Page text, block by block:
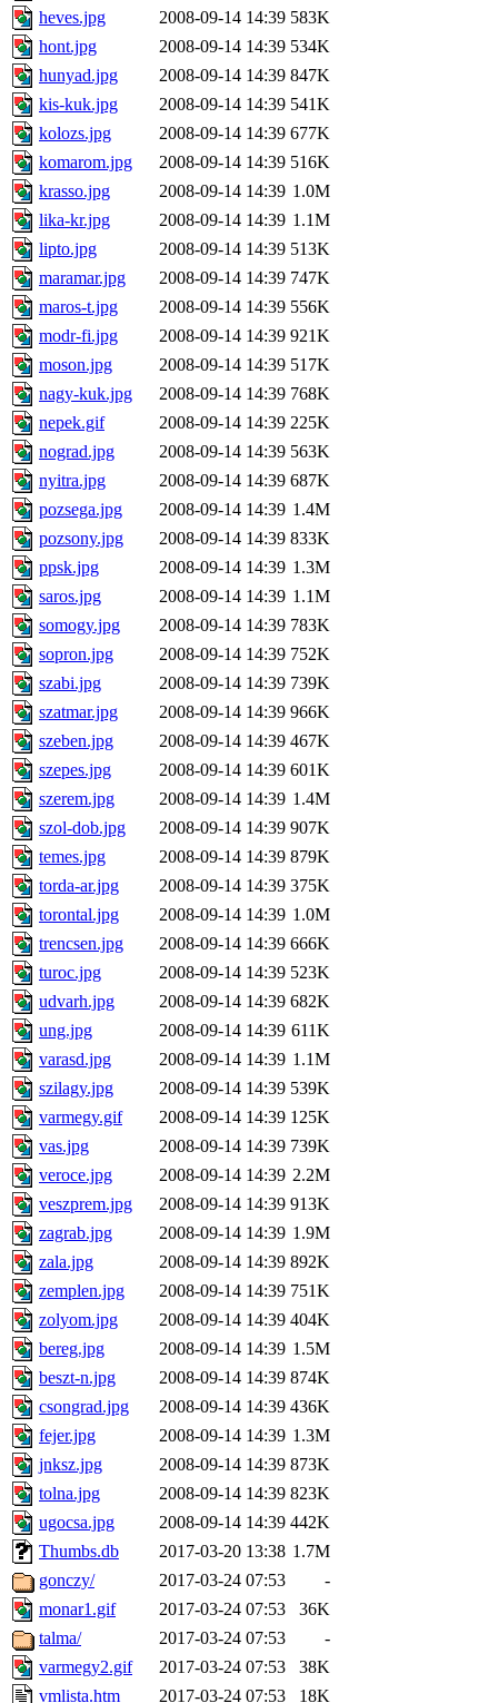
heves.jpg
2008-09-14 14:39 583K
hont.jpg
2008-09-14 14:39 534K
hunyad.jpg
2008-09-14 14:39 847K
kis-kuk.jpg
2008-09-14 14:39 541K
kolozs.jpg
2008-09-14 14:39 677K
komarom.jpg
2008-09-14 14:39 516K
krasso.jpg
2008-09-14 14:39 1.0M
lika-kr.jpg
2008-09-14 14:39 1.1M
lipto.jpg
2008-09-14 14:39 513K
maramar.jpg
2008-09-14 14:39 747K
maros-t.jpg
2008-09-14 14:39 556K
modr-fi.jpg
2008-09-14 14:39 921K
moson.jpg
2008-09-14 14:39 517K
nagy-kuk.jpg
2008-09-14 14:39 768K
nepek.gif
2008-09-14 14:39 225K
nograd.jpg
2008-09-14 14:39 563K
nyitra.jpg
2008-09-14 14:39 687K
pozsega.jpg
2008-09-14 14:39 1.4M
pozsony.jpg
2008-09-14 14:39 833K
ppsk.jpg
2008-09-14 14:39 1.3M
saros.jpg
2008-09-14 14:39 1.1M
somogy.jpg
2008-09-14 14:39 783K
sopron.jpg
2008-09-14 14:39 752K
szabi.jpg
2008-09-14 14:39 739K
szatmar.jpg
2008-09-14 14:39 966K
szeben.jpg
2008-09-14 14:39 467K
szepes.jpg
2008-09-14 14:39 601K
szerem.jpg
2008-09-14 14:39 1.4M
szol-dob.jpg
2008-09-14 14:39 907K
temes.jpg
2008-09-14 14:39 879K
torda-ar.jpg
2008-09-14 14:39 375K
torontal.jpg
2008-09-14 14:39 1.0M
trencsen.jpg
2008-09-14 14:39 666K
turoc.jpg
2008-09-14 14:39 523K
udvarh.jpg
2008-09-14 14:39 682K
ung.jpg
2008-09-14 14:39 611K
varasd.jpg
2008-09-14 14:39 1.1M
szilagy.jpg
2008-09-14 14:39 539K
varmegy.gif
2008-09-14 14:39 125K
vas.jpg
2008-09-14 14:39 739K
veroce.jpg
2008-09-14 14:39 2.2M
veszprem.jpg
2008-09-14 14:39 913K
zagrab.jpg
2008-09-14 14:39 1.9M
zala.jpg
2008-09-14 14:39 892K
zemplen.jpg
2008-09-14 14:39 751K
zolyom.jpg
2008-09-14 14:39 404K
bereg.jpg
2008-09-14 14:39 1.5M
beszt-n.jpg
2008-09-14 14:39 874K
csongrad.jpg
2008-09-14 14:39 436K
fejer.jpg
2008-09-14 14:39 1.3M
jnksz.jpg
2008-09-14 14:39 873K
tolna.jpg
2008-09-14 14:39 823K
ugocsa.jpg
2008-09-14 14:39 442K
Thumbs.db
2017-03-20 13:38 1.7M
gonczy/
2017-03-24 07:53
-
monar1.gif
2017-03-24 07:53
36K
talma/
2017-03-24 07:53
-
varmegy2.gif
2017-03-24 07:53
38K
vmlista.htm
2017-03-24 07:53 18K